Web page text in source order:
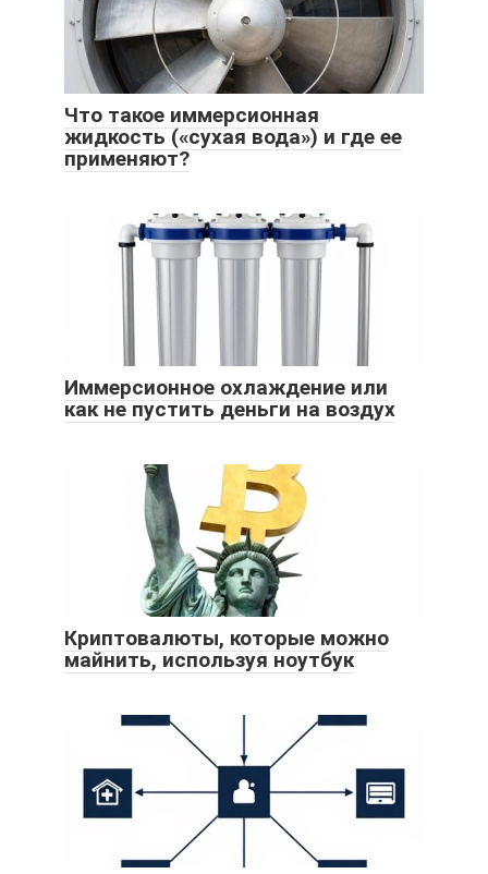
Что такое иммерсионная
жидкость («сухая вода») и где ее
применяют?
Иммерсионное охлаждение или
как не пустить деньги на воздух
Криптовалюты, которые можно
майнить, используя ноутбук